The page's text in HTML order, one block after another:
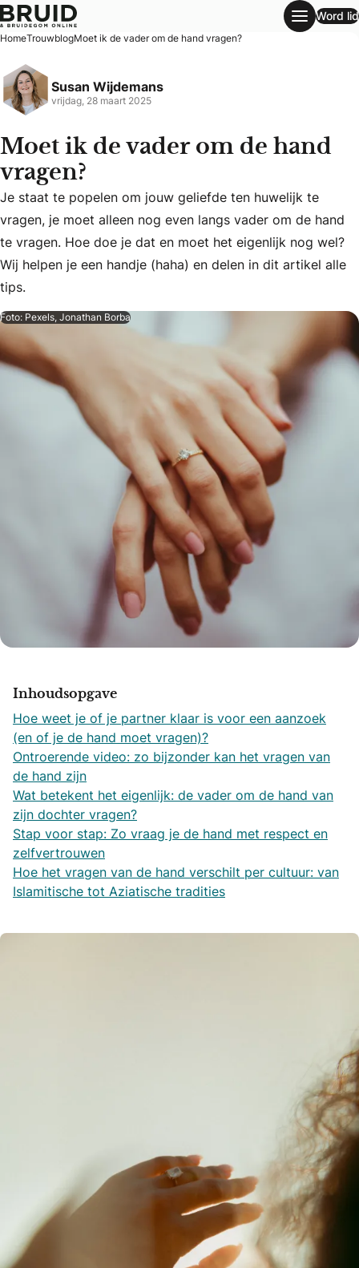
Moet ik de vader om de hand vragen?
Word lid
HomeTrouwblogMoet ik de vader om de hand vragen?
Susan Wijdemans
vrijdag, 28 maart 2025
Moet ik de vader om de hand
vragen?
Je staat te popelen om jouw geliefde ten huwelijk te
Je staat te popelen om jouw geliefde ten huwelijk te
vragen, je moet alleen nog even langs vader om de hand
te vragen. Hoe doe je dat en moet het eigenlijk nog wel?
Wij helpen je een handje (haha) en delen in dit artikel alle
tips.
Foto: Pexels, Jonathan Borba
Inhoudsopgave
Hoe weet je of je partner klaar is voor een aanzoek
(en of je de hand moet vragen)?
Ontroerende video: zo bijzonder kan het vragen van
de hand zijn
Wat betekent het eigenlijk: de vader om de hand van
zijn dochter vragen?
Stap voor stap: Zo vraag je de hand met respect en
zelfvertrouwen
Hoe het vragen van de hand verschilt per cultuur: van
Islamitische tot Aziatische tradities